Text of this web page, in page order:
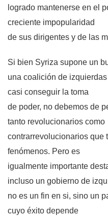
logrado mantenerse en el
creciente impopularidad
de sus dirigentes y de las
Si bien Syriza supone un
una coalición de
casi conseguir la toma
de poder, no debemos de
tanto revolucionarios como
contrarrevolucionarios que
fenómenos. Pero es
igualmente importante
incluso un gobierno de
no es un fin en si, sino un
cuyo éxito depende